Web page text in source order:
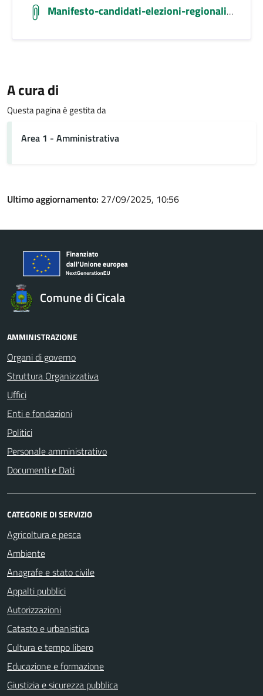
Manifesto-candidati-elezioni-regionali-2025
A cura di
Questa pagina è gestita da
Area 1 - Amministrativa
Ultimo aggiornamento: 27/09/2025, 10:56
Comune di Cicala
AMMINISTRAZIONE
Organi di governo
Struttura Organizzativa
Uffici
Enti e fondazioni
Politici
Personale amministrativo
Documenti e Dati
CATEGORIE DI SERVIZIO
Agricoltura e pesca
Ambiente
Anagrafe e stato civile
Appalti pubblici
Autorizzazioni
Catasto e urbanistica
Cultura e tempo libero
Educazione e formazione
Giustizia e sicurezza pubblica